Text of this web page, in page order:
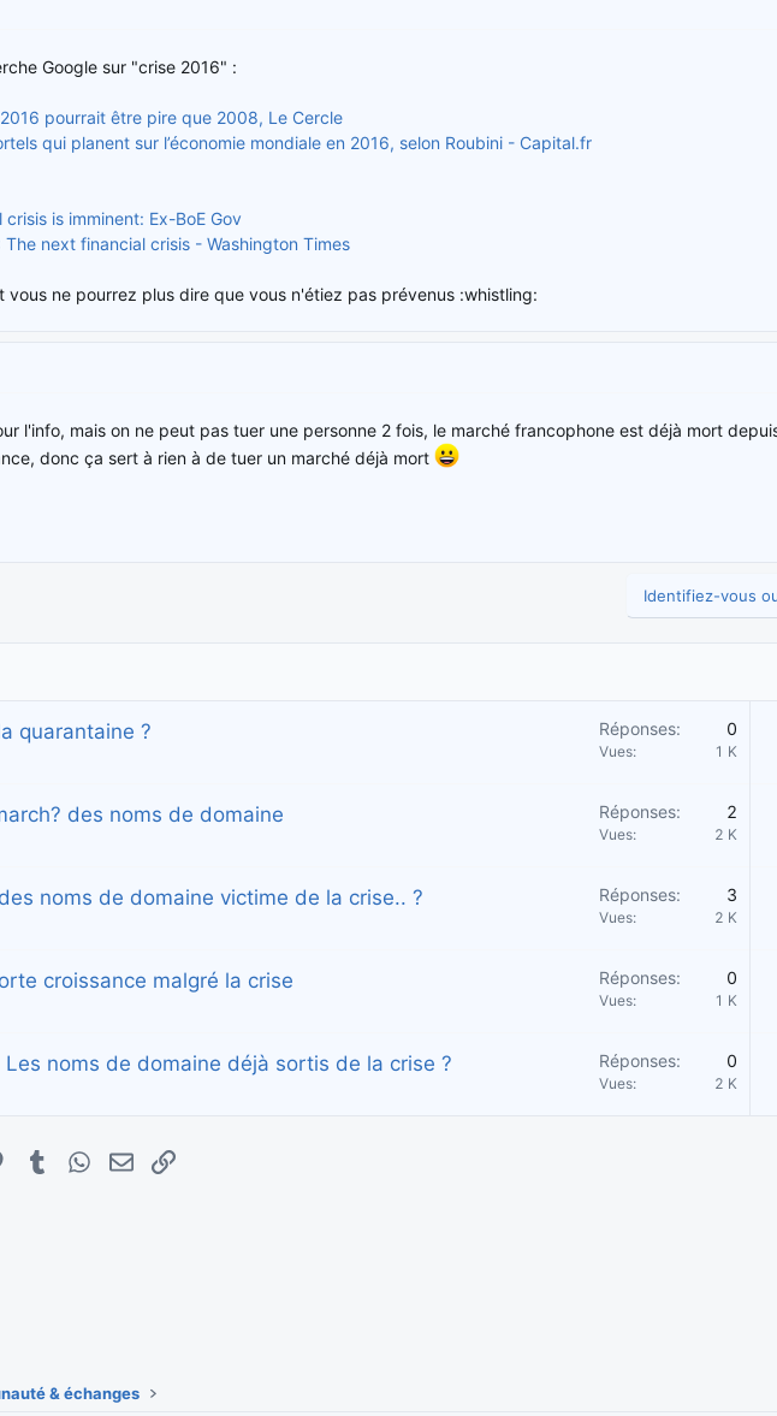
Google sur "crise 2016" :
pourrait être pire que 2008, Le Cercle
qui planent sur l’économie mondiale en 2016, selon Roubini - Capital.fr
is imminent: Ex-BoE Gov
The next financial crisis - Washington Times
vous ne pourrez plus dire que vous n'étiez pas prévenus :whistling:
l'info, mais on ne peut pas tuer une personne 2 fois, le marché francophone est déjà mort
donc ça sert à rien à de tuer un marché déjà mort
Identifiez-vous
quarantaine ? Réponses 0
Vues 1 K
des noms de domaine Réponses 2
Vues 2 K
noms de domaine victime de la crise.. ? Réponses 3
Vues 2 K
croissance malgré la crise Réponses 0
Vues 1 K
noms de domaine déjà sortis de la crise ? Réponses 0
Vues 2 K
PinterestTumblrWhatsApp
E-mailLien
& échanges